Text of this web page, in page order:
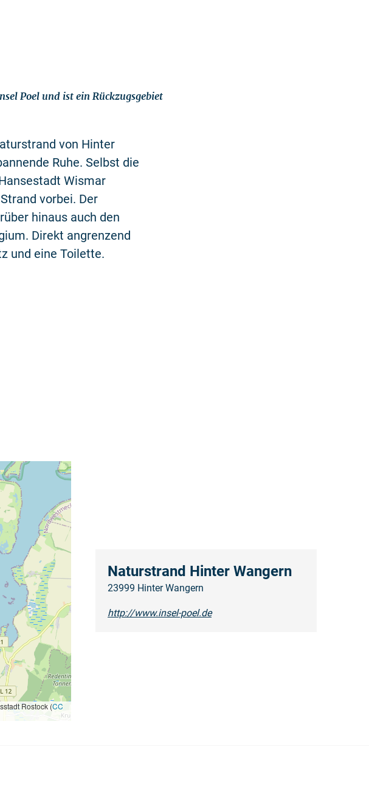
Poel und ist ein Rückzugsgebiet
von Hinter
Ruhe. Selbst die
Wismar
vorbei. Der
hinaus auch den
Direkt angrenzend
und eine Toilette.
Rostock (CC
Naturstrand Hinter Wangern
23999 Hinter Wangern
http://www.insel-poel.de